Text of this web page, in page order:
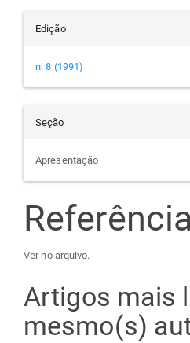
Edição
n. 8 (1991)
Seção
Apresentação
Ver no arquivo.
Artigos mais
mesmo(s)